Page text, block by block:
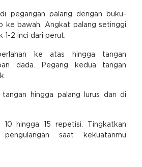
pegangan palang dengan buku-
ke bawah. Angkat palang setinggi
1-2 inci dari perut.
ke atas hingga tangan
dada. Pegang kedua tangan
tangan hingga palang lurus dan di
hingga 15 repetisi. Tingkatkan
saat kekuatanmu